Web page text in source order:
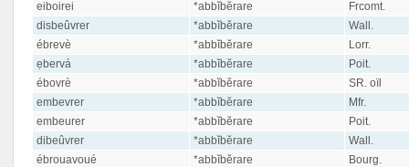
eiboirei
*abbĭbĕrare
Frcomt.
disbeûvrer
*abbĭbĕrare
Wall.
ébrevè
*abbĭbĕrare
Lorr.
ẹbervá
*abbĭbĕrare
Poit.
ébovrè
*abbĭbĕrare
SR. oïl
embevrer
*abbĭbĕrare
Mfr.
embeurer
*abbĭbĕrare
Poit.
dibeûvrer
*abbĭbĕrare
Wall.
ébrouavoué
*abbĭbĕrare
Bourg.